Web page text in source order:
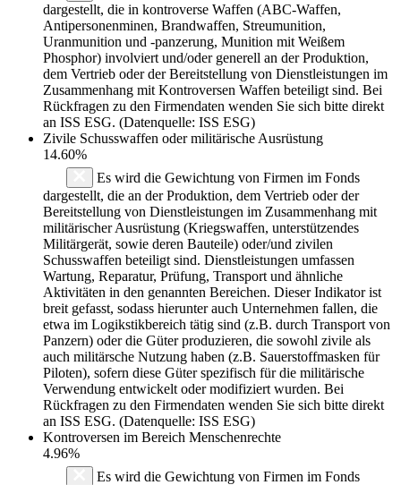
dargestellt, die in kontroverse Waffen (ABC-Waffen,
Antipersonenminen, Brandwaffen, Streumunition,
Uranmunition und -panzerung, Munition mit Weißem
Phosphor) involviert und/oder generell an der Produktion,
dem Vertrieb oder der Bereitstellung von Dienstleistungen im
Zusammenhang mit Kontroversen Waffen beteiligt sind. Bei
Rückfragen zu den Firmendaten wenden Sie sich bitte direkt
an ISS ESG. (Datenquelle: ISS ESG)
Zivile Schusswaffen oder militärische Ausrüstung
14.60%
Es wird die Gewichtung von Firmen im Fonds
dargestellt, die an der Produktion, dem Vertrieb oder der
Bereitstellung von Dienstleistungen im Zusammenhang mit
militärischer Ausrüstung (Kriegswaffen, unterstützendes
Militärgerät, sowie deren Bauteile) oder/und zivilen
Schusswaffen beteiligt sind. Dienstleistungen umfassen
Wartung, Reparatur, Prüfung, Transport und ähnliche
Aktivitäten in den genannten Bereichen. Dieser Indikator ist
breit gefasst, sodass hierunter auch Unternehmen fallen, die
etwa im Logikstikbereich tätig sind (z.B. durch Transport von
Panzern) oder die Güter produzieren, die sowohl zivile als
auch militärsche Nutzung haben (z.B. Sauerstoffmasken für
Piloten), sofern diese Güter spezifisch für die militärische
Verwendung entwickelt oder modifiziert wurden. Bei
Rückfragen zu den Firmendaten wenden Sie sich bitte direkt
an ISS ESG. (Datenquelle: ISS ESG)
Kontroversen im Bereich Menschenrechte
4.96%
Es wird die Gewichtung von Firmen im Fonds